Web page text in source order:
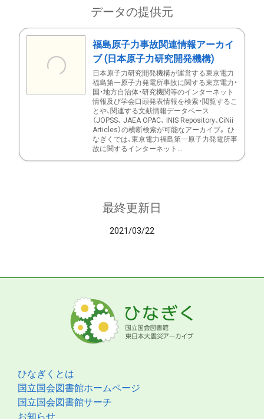
データの提供元
福島原子力事故関連情報アーカイ
ブ (日本原子力研究開発機構)
日本原子力研究開発機構が運営する東京電力
福島第一原子力発電所事故に関する東京電力・
国・地方自治体・研究機関等のインターネット
情報及び学会口頭発表情報を検索・閲覧するこ
とや、関連する文献情報データベース
（JOPSS、 JAEA OPAC、 INIS Repository、CiNii
Articles）の横断検索が可能なアーカイブ。 ひ
なぎくでは、東京電力福島第一原子力発電所事
故に関するインターネット...
最終更新日
2021/03/22
ひなぎくとは
国立国会図書館ホームページ
国立国会図書館サーチ
お知らせ